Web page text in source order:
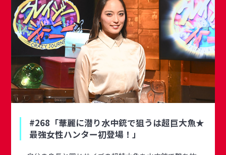
#268「華麗に潜り水中銃で狙うは超巨大魚★
最強女性ハンター初登場！」